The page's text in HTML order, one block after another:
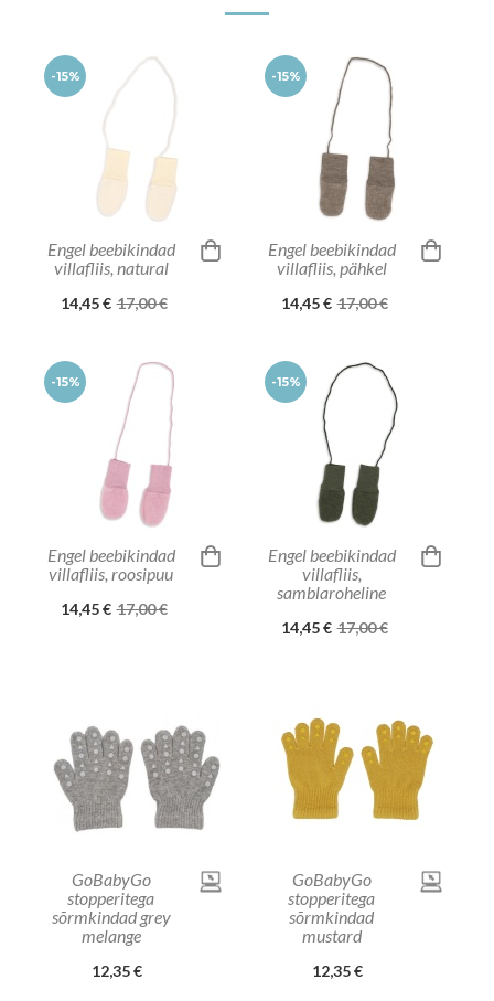
-15%
Engel beebikindad
villafliis, natural
14,45 € 17,00 €
-15%
Engel beebikindad
villafliis, pähkel
14,45 € 17,00 €
-15%
Engel beebikindad
villafliis, roosipuu
14,45 € 17,00 €
-15%
Engel beebikindad
villafliis,
samblaroheline
14,45 € 17,00 €
GoBabyGo
stopperitega
sõrmkindad grey
melange
12,35 €
GoBabyGo
stopperitega
sõrmkindad
mustard
12,35 €